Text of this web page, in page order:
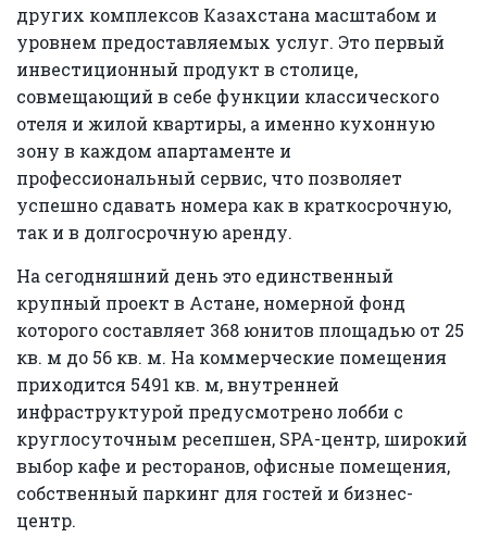
других комплексов Казахстана масштабом и
уровнем предоставляемых услуг. Это первый
инвестиционный продукт в столице,
совмещающий в себе функции классического
отеля и жилой квартиры, а именно кухонную
зону в каждом апартаменте и
профессиональный сервис, что позволяет
успешно сдавать номера как в краткосрочную,
так и в долгосрочную аренду.
На сегодняшний день это единственный
крупный проект в Астане, номерной фонд
которого составляет 368 юнитов площадью от 25
кв. м до 56 кв. м. На коммерческие помещения
приходится 5491 кв. м, внутренней
инфраструктурой предусмотрено лобби с
круглосуточным ресепшен, SPA-центр, широкий
выбор кафе и ресторанов, офисные помещения,
собственный паркинг для гостей и бизнес-
центр.